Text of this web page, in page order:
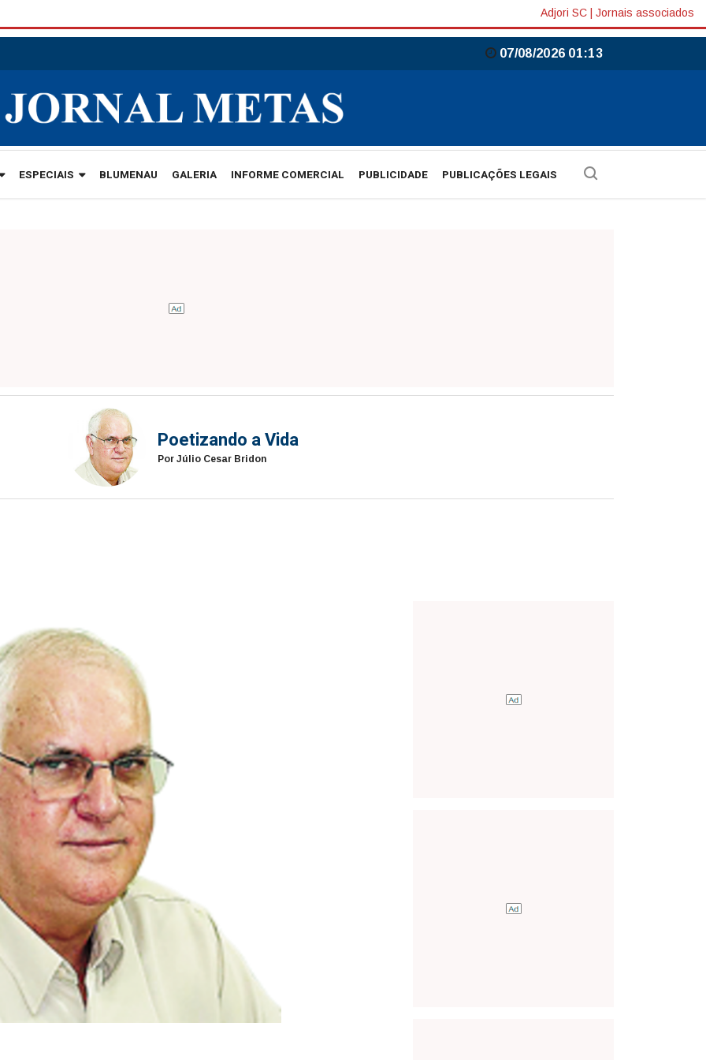
Adjori SC Jornais associados
07/08/2026 01:13
ESPECIAIS BLUMENAU GALERIA INFORME COMERCIAL PUBLICIDADE PUBLICAÇÕES LEGAIS
Poetizando a Vida
Por Júlio Cesar Bridon